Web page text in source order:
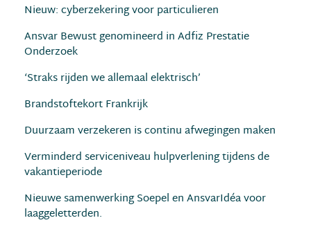
Nieuw: cyberzekering voor particulieren
Ansvar Bewust genomineerd in Adfiz Prestatie
Onderzoek
‘Straks rijden we allemaal elektrisch’
Brandstoftekort Frankrijk
Duurzaam verzekeren is continu afwegingen maken
Verminderd serviceniveau hulpverlening tijdens de
vakantieperiode
Nieuwe samenwerking Soepel en AnsvarIdéa voor
laaggeletterden.